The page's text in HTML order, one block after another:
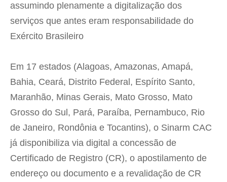
assumindo plenamente a digitalização dos
serviços que antes eram responsabilidade do
Exército Brasileiro
Em 17 estados (Alagoas, Amazonas, Amapá,
Bahia, Ceará, Distrito Federal, Espírito Santo,
Maranhão, Minas Gerais, Mato Grosso, Mato
Grosso do Sul, Pará, Paraíba, Pernambuco, Rio
de Janeiro, Rondônia e Tocantins), o Sinarm CAC
já disponibiliza via digital a concessão de
Certificado de Registro (CR), o apostilamento de
endereço ou documento e a revalidação de CR